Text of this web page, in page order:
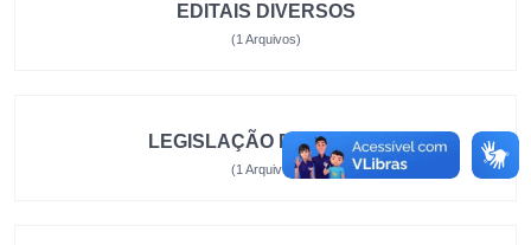
EDITAIS DIVERSOS
(1 Arquivos)
LEGISLAÇÃO ESTADUAL
(1 Arquivos)